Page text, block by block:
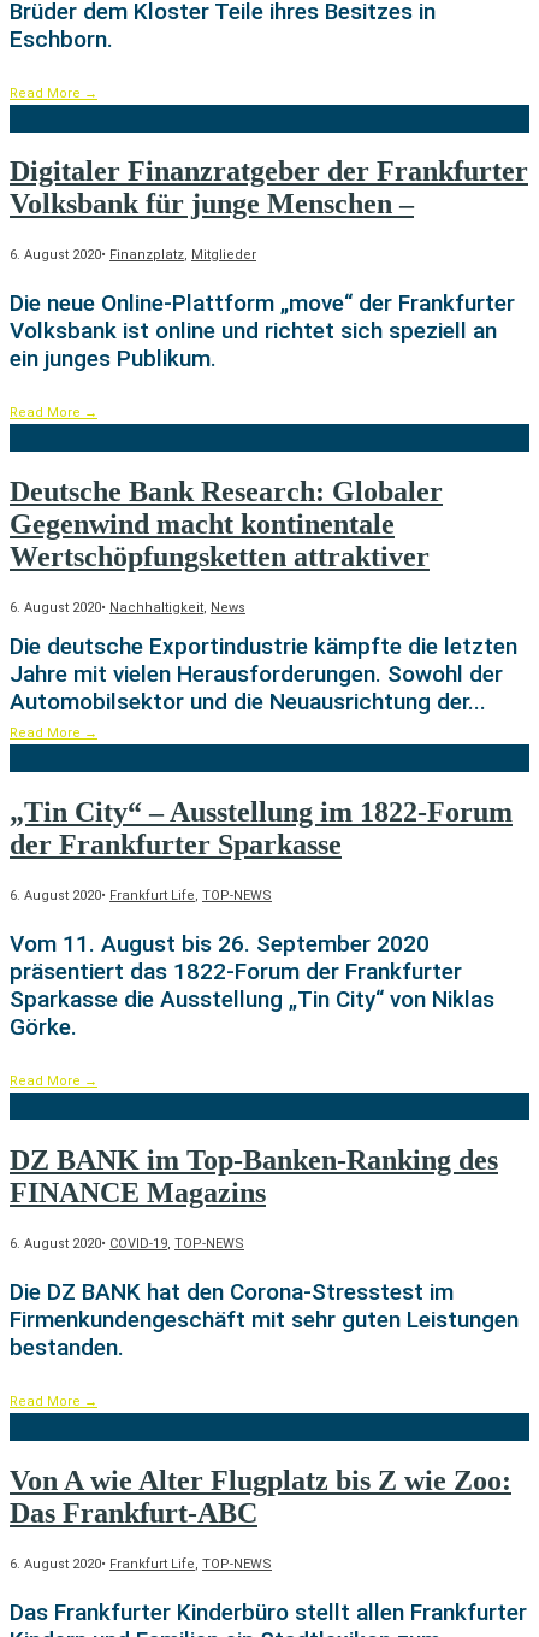
Brüder dem Kloster Teile ihres Besitzes in
Eschborn.
Read More →
Digitaler Finanzratgeber der Frankfurter
Volksbank für junge Menschen –
6. August 2020• Finanzplatz, Mitglieder
Die neue Online-Plattform „move“ der Frankfurter
Volksbank ist online und richtet sich speziell an
ein junges Publikum.
Read More →
Deutsche Bank Research: Globaler
Gegenwind macht kontinentale
Wertschöpfungsketten attraktiver
6. August 2020• Nachhaltigkeit, News
Die deutsche Exportindustrie kämpfte die letzten
Jahre mit vielen Herausforderungen. Sowohl der
Automobilsektor und die Neuausrichtung der...
Read More →
„Tin City“ – Ausstellung im 1822-Forum
der Frankfurter Sparkasse
6. August 2020• Frankfurt Life, TOP-NEWS
Vom 11. August bis 26. September 2020
präsentiert das 1822-Forum der Frankfurter
Sparkasse die Ausstellung „Tin City“ von Niklas
Görke.
Read More →
DZ BANK im Top-Banken-Ranking des
FINANCE Magazins
6. August 2020• COVID-19, TOP-NEWS
Die DZ BANK hat den Corona-Stresstest im
Firmenkundengeschäft mit sehr guten Leistungen
bestanden.
Read More →
Von A wie Alter Flugplatz bis Z wie Zoo:
Das Frankfurt-ABC
6. August 2020• Frankfurt Life TOP-NEWS
Das Frankfurter Kinderbüro stellt allen Frankfurter